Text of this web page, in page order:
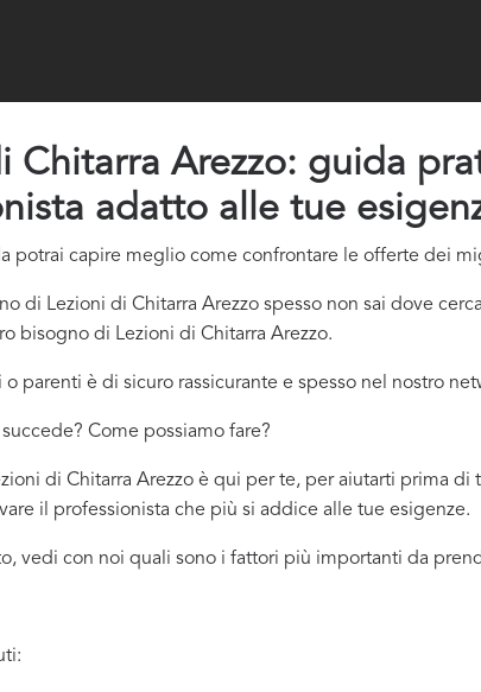
Chitarra Arezzo: guida
adatto alle tue
potrai capire meglio come confrontare le offerte dei
di Lezioni di Chitarra Arezzo spesso non sai dove
bisogno di Lezioni di Chitarra Arezzo.
parenti è di sicuro rassicurante e spesso nel nostro
Come possiamo fare?
di Chitarra Arezzo è qui per te, per aiutarti prima
il professionista che più si addice alle tue esigenze.
vedi con noi quali sono i fattori più importanti da